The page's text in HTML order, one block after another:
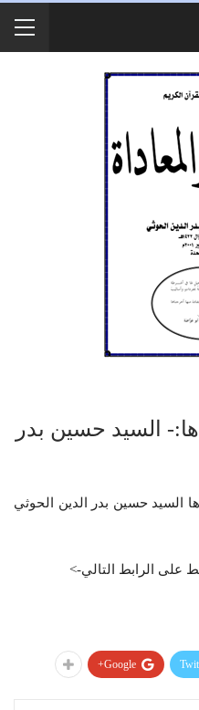
السيد حسين بدر
السيد حسين بدر الدين الحوثي
على الرابط التالي->
Google+